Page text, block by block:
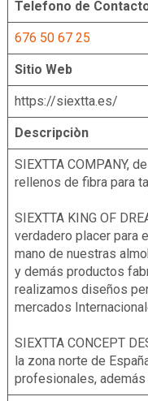
Telefono de
676 50 67 25
Sitio Web
https://siextta.es/
Descripciòn
SIEXTTA COMPANY,
rellenos de fibra para
SIEXTTA KING OF
verdadero placer para
mano de nuestras
y demás productos
realizamos diseños
mercados
SIEXTTA CONCEPT
la zona norte de
profesionales,